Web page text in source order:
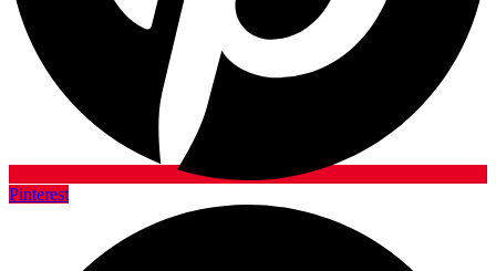
Pinterest